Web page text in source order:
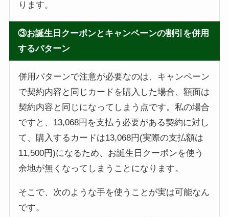
ります。
③お誕生日クーポンとキャンペーンの割引を併用
するパターン
併用パターンで注意が必要なのは、キャンペーン
で契約内容と同じカードを購入した場合、額面は
契約内容と同じになってしまう点です。私の場合
ですと、13,068円を支払う必要がある契約に対し
て、購入するカードは13,068円(実際の支払額は
11,500円)になるため、お誕生日クーポンを使う
余地が無くなってしまうことになります。
そこで、次のような手を使うことが実は可能なん
です。